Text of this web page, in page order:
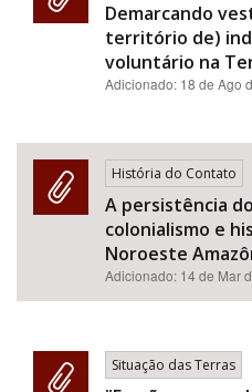
Demarcando
território de)
voluntário na
Adicionado: 18 de Ago
História do Contato
A persistência
colonialismo e
Noroeste
Adicionado: 14 de Mar
Situação das Terras